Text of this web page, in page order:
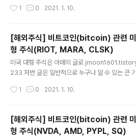
찬다..ㅎㅎ! 소형주보다 더 스펙타클한 변동성을 같
가치로 핀테크 산업에서 고성장 비즈니스를 목표
PAC 목표는 아래와 같음 대규모 시장에서 운영되
장 핀테크 비즈니스 의미있는 규모를 가지고 있으
사와 실질적으로 차별화되고 새로운 경쟁자가 진
측 가능한 현금 흐름을 생성할 것으로 예상되는 모
1 0 2021. 1. 10.
[해외주식] 비트코인(bitcoin) 관련
형 주식(RIOT, MARA, CLSK)
미국 대형 주식은 아래의 글로
233 저번 글은 일반적으로 누구나 알 수 있는 큰
으로 상승하는 것은 여러 호재 중 하나이며, 무겁기
동성으로 많이 먹으면 먹을 수 있고, 깡통 찰 수도
알아서 잘 판단하고 투자하길 바란다. 이 글은 추천
1 0 2021. 1. 10.
[해외주식] 비트코인(bitcoin) 관련 미
형 주식(NVDA, AMD, PYPL, SQ)